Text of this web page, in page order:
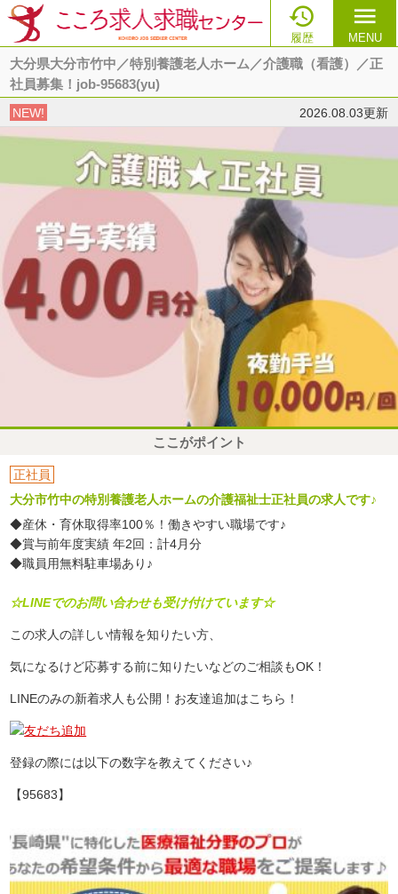

履歴
menu
MENU
大分県大分市竹中／特別養護老人ホーム／介護職（看護）／正
社員募集！job-95683(yu)
NEW! 2026.08.03更新
ここがポイント
正社員
大分市竹中の特別養護老人ホームの介護福祉士正社員の求人です♪
◆産休・育休取得率100％！働きやすい職場です♪
◆賞与前年度実績 年2回：計4月分
◆職員用無料駐車場あり♪
☆LINEでのお問い合わせも受け付けています☆
この求人の詳しい情報を知りたい方、
気になるけど応募する前に知りたいなどのご相談もOK！
LINEのみの新着求人も公開！お友達追加はこちら！
登録の際には以下の数字を教えてください♪
【95683】